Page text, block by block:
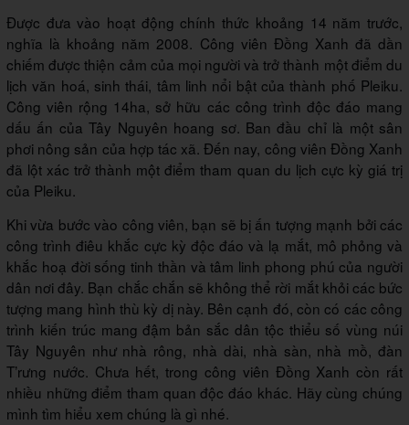
Được đưa vào hoạt động chính thức khoảng 14 năm trước,
nghĩa là khoảng năm 2008. Công viên Đồng Xanh đã dần
chiếm được thiện cảm của mọi người và trở thành một điểm du
lịch văn hoá, sinh thái, tâm linh nổi bật của thành phố Pleiku.
Công viên rộng 14ha, sở hữu các công trình độc đáo mang
dấu ấn của Tây Nguyên hoang sơ. Ban đầu chỉ là một sân
phơi nông sản của hợp tác xã. Đến nay, công viên Đồng Xanh
đã lột xác trở thành một điểm tham quan du lịch cực kỳ giá trị
của Pleiku.
Khi vừa bước vào công viên, bạn sẽ bị ấn tượng mạnh bởi các
công trình điêu khắc cực kỳ độc đáo và lạ mắt, mô phỏng và
khắc hoạ đời sống tinh thần và tâm linh phong phú của người
dân nơi đây. Bạn chắc chắn sẽ không thể rời mắt khỏi các bức
tượng mang hình thù kỳ dị này. Bên cạnh đó, còn có các công
trình kiến trúc mang đậm bản sắc dân tộc thiểu số vùng núi
Tây Nguyên như nhà rông, nhà dài, nhà sàn, nhà mồ, đàn
T’rưng nước. Chưa hết, trong công viên Đồng Xanh còn rất
nhiều những điểm tham quan độc đáo khác. Hãy cùng chúng
mình tìm hiểu xem chúng là gì nhé.